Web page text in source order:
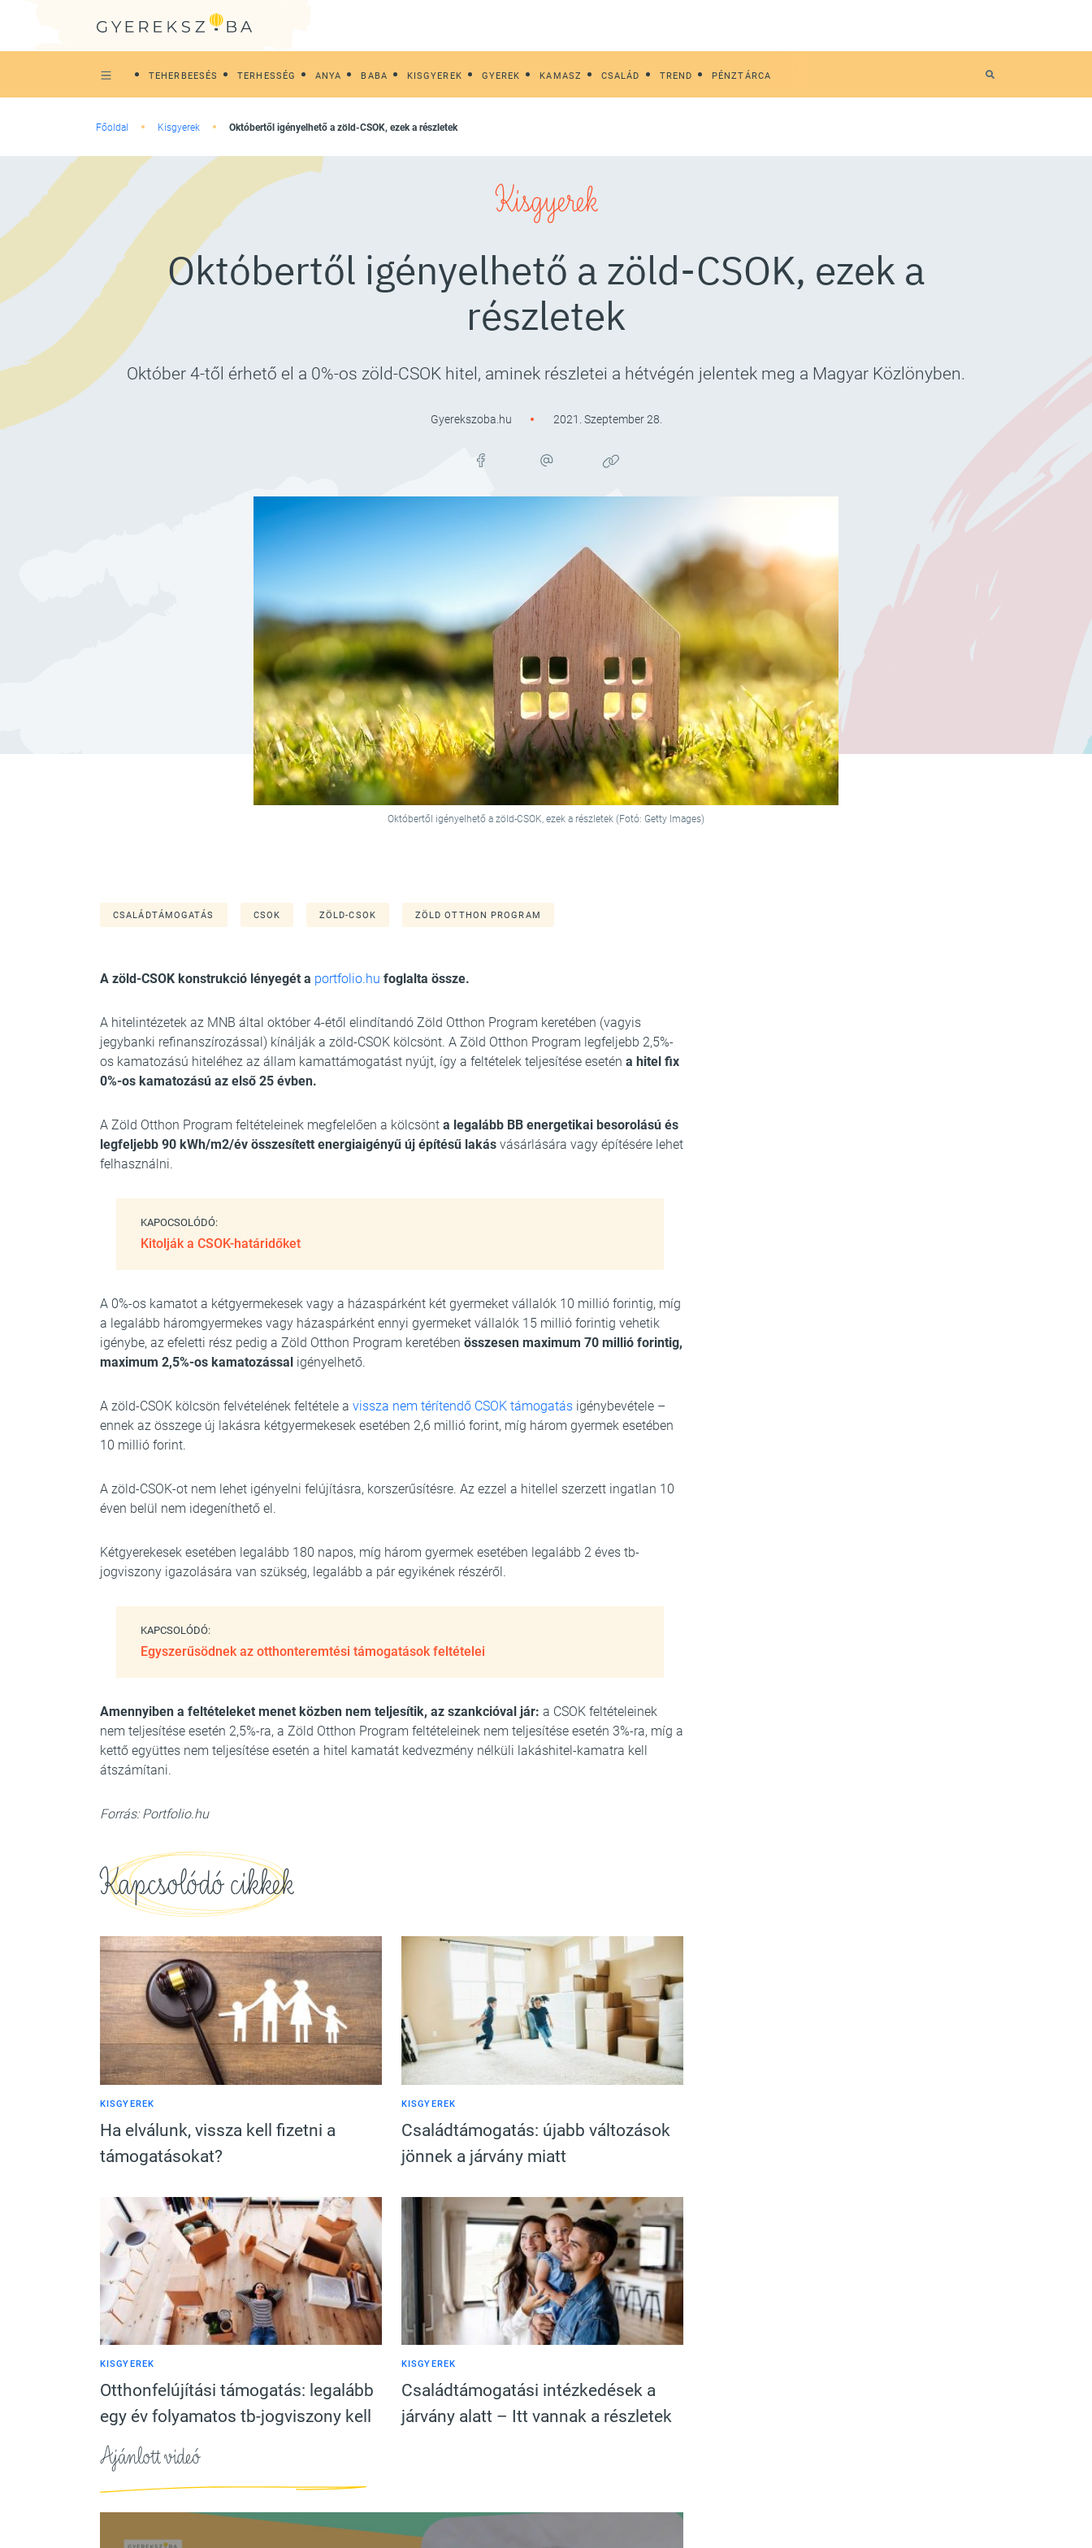
TEHERBEESÉS TERHESSÉG ANYA BABA KISGYEREK GYEREK KAMASZ CSALÁD TREND PÉNZTÁRCA
Főoldal Kisgyerek Októbertől igényelhető a zöld-CSOK, ezek a részletek
Kisgyerek
Októbertől igényelhető a zöld-CSOK, ezek a
részletek
Október 4-től érhető el a 0%-os zöld-CSOK hitel, aminek részletei a hétvégén jelentek meg a Magyar Közlönyben.
Gyerekszoba.hu 2021. Szeptember 28.
Októbertől igényelhető a zöld-CSOK, ezek a részletek (Fotó: Getty Images)
CSALÁDTÁMOGATÁS CSOK ZÖLD-CSOK ZÖLD OTTHON PROGRAM
A zöld-CSOK konstrukció lényegét a portfolio.hu foglalta össze.
A hitelintézetek az MNB által október 4-étől elindítandó Zöld Otthon Program keretében (vagyis
jegybanki refinanszírozással) kínálják a zöld-CSOK kölcsönt. A Zöld Otthon Program legfeljebb 2,5%-
os kamatozású hiteléhez az állam kamattámogatást nyújt, így a feltételek teljesítése esetén a hitel fix
0%-os kamatozású az első 25 évben.
A Zöld Otthon Program feltételeinek megfelelően a kölcsönt a legalább BB energetikai besorolású és
legfeljebb 90 kWh/m2/év összesített energiaigényű új építésű lakás vásárlására vagy építésére lehet
felhasználni.
KAPOCSOLÓDÓ:
Kitolják a CSOK-határidőket
A 0%-os kamatot a kétgyermekesek vagy a házaspárként két gyermeket vállalók 10 millió forintig, míg
a legalább háromgyermekes vagy házaspárként ennyi gyermeket vállalók 15 millió forintig vehetik
igénybe, az efeletti rész pedig a Zöld Otthon Program keretében összesen maximum 70 millió forintig,
maximum 2,5%-os kamatozással igényelhető.
A zöld-CSOK kölcsön felvételének feltétele a vissza nem térítendő CSOK támogatás igénybevétele –
ennek az összege új lakásra kétgyermekesek esetében 2,6 millió forint, míg három gyermek esetében
10 millió forint.
A zöld-CSOK-ot nem lehet igényelni felújításra, korszerűsítésre. Az ezzel a hitellel szerzett ingatlan 10
éven belül nem idegeníthető el.
Kétgyerekesek esetében legalább 180 napos, míg három gyermek esetében legalább 2 éves tb-
jogviszony igazolására van szükség, legalább a pár egyikének részéről.
KAPCSOLÓDÓ:
Egyszerűsödnek az otthonteremtési támogatások feltételei
Amennyiben a feltételeket menet közben nem teljesítik, az szankcióval jár: a CSOK feltételeinek
nem teljesítése esetén 2,5%-ra, a Zöld Otthon Program feltételeinek nem teljesítése esetén 3%-ra, míg a
kettő együttes nem teljesítése esetén a hitel kamatát kedvezmény nélküli lakáshitel-kamatra kell
átszámítani.
Forrás: Portfolio.hu
Kapcsolódó cikkek
KISGYEREK
Ha elválunk, vissza kell fizetni a
támogatásokat?
KISGYEREK
Családtámogatás: újabb változások
jönnek a járvány miatt
KISGYEREK
Otthonfelújítási támogatás: legalább
egy év folyamatos tb-jogviszony kell
KISGYEREK
Családtámogatási intézkedések a
járvány alatt – Itt vannak a részletek
Ajánlott videó